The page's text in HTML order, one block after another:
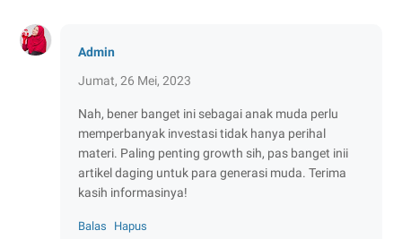
Admin
Jumat, 26 Mei, 2023
Nah, bener banget ini sebagai anak muda perlu
memperbanyak investasi tidak hanya perihal
materi. Paling penting growth sih, pas banget inii
artikel daging untuk para generasi muda. Terima
kasih informasinya!
Balas Hapus